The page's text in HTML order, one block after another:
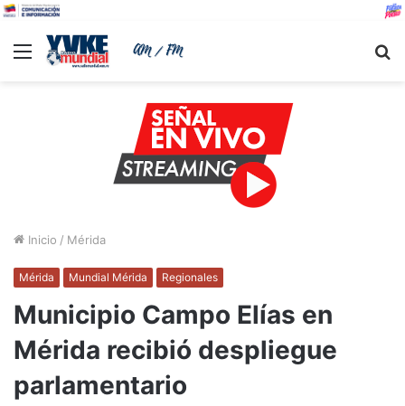
Menu
Inicio / Mérida
Mérida Mundial Mérida Regionales
Municipio Campo Elías en
Mérida recibió despliegue
parlamentario